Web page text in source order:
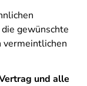
gewünschte
vermeintlichen
und alle